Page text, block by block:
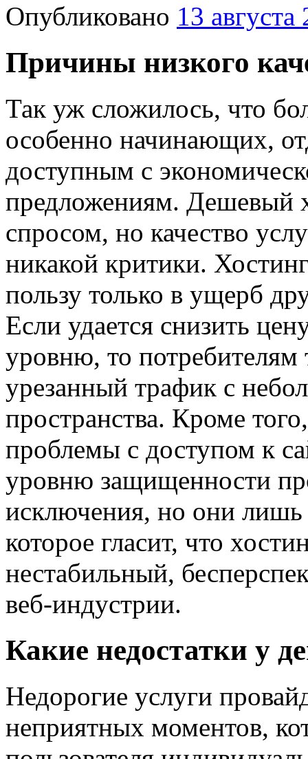
Опубликовано 13 августа
Причины низкого
Так уж сложилось, что
особенно начинающих,
доступным с
предложениям. Дешевый
спросом, но качество
никакой критики.
пользу только в ущерб
Если удается снизить
уровню, то потребителям
урезанный трафик с
пространства. Кроме
проблемы с доступом к
уровню защищенности
исключения, но они
которое гласит, что
нестабильный,
веб-индустрии.
Какие недостатки у
Недорогие услуги
неприятных моментов,